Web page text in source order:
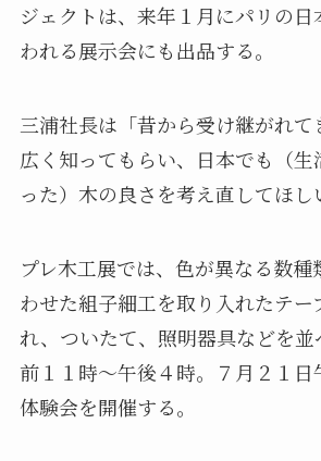
ジェクトは、来年１月にパリの
われる展示会にも出品する。
三浦社長は「昔から受け継がれて
広く知ってもらい、日本でも（生
った）木の良さを考え直してほし
プレ木工展では、色が異なる数
わせた組子細工を取り入れたテー
れ、ついたて、照明器具などを
前１１時～午後４時。７月２１日
体験会を開催する。